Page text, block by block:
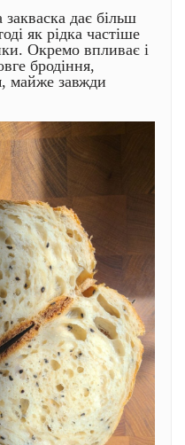
дає більш
як рідка частіше
Окремо впливає і
бродіння,
майже завжди